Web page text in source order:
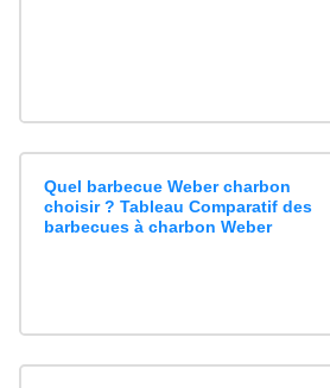
Quel barbecue Weber charbon
choisir ? Tableau Comparatif des
barbecues à charbon Weber